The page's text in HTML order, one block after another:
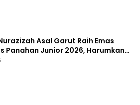
Asal Garut Raih Emas
Panahan Junior 2026, Harumkan
Barat